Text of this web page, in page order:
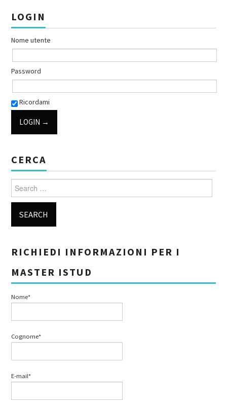
LOGIN
Nome utente
Password
Ricordami
CERCA
Search for:
RICHIEDI INFORMAZIONI PER I
MASTER ISTUD
Nome*
Cognome*
E-mail*